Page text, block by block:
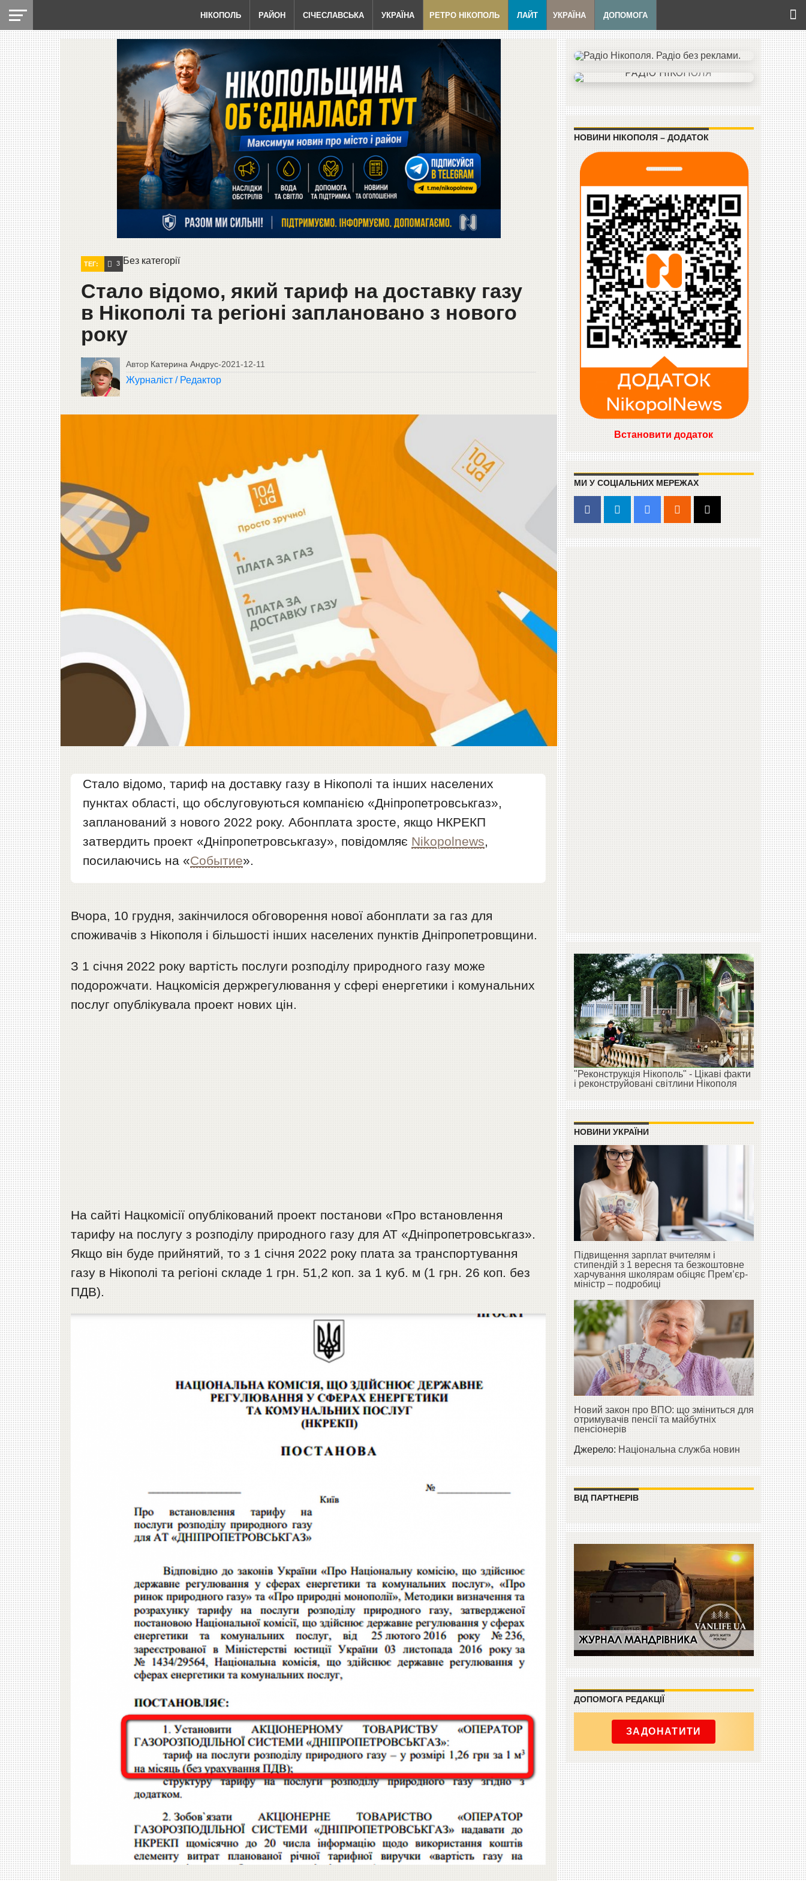
НІКОПОЛЬ РАЙОН СІЧЕСЛАВСЬКА УКРАЇНА РЕТРО НІКОПОЛЬ ЛАЙТ УКРАЇНА ДОПОМОГА
Без категорії
ТЕГ: 3
Стало відомо, який тариф на доставку газу
в Нікополі та регіоні заплановано з нового
року
Автор Катерина Андрус-2021-12-11
Журналіст / Редактор
Стало відомо, тариф на доставку газу в Нікополі та інших населених
пунктах області, що обслуговуються компанією «Дніпропетровськгаз»,
запланований з нового 2022 року. Абонплата зросте, якщо НКРЕКП
затвердить проект «Дніпропетровськгазу», повідомляє Nikopolnews,
посилаючись на «Событие».
Вчора, 10 грудня, закінчилося обговорення нової абонплати за газ для
споживачів з Нікополя і більшості інших населених пунктів Дніпропетровщини.
З 1 січня 2022 року вартість послуги розподілу природного газу може
подорожчати. Нацкомісія держрегулювання у сфері енергетики і комунальних
послуг опублікувала проект нових цін.
На сайті Нацкомісії опублікований проект постанови «Про встановлення
тарифу на послугу з розподілу природного газу для АТ «Дніпропетровськгаз».
Якщо він буде прийнятий, то з 1 січня 2022 року плата за транспортування
газу в Нікополі та регіоні складе 1 грн. 51,2 коп. за 1 куб. м (1 грн. 26 коп. без
ПДВ).
НОВИНИ НІКОПОЛЯ – ДОДАТОК
Встановити додаток
МИ У СОЦІАЛЬНИХ МЕРЕЖАХ
"Реконструкція Нікополь" - Цікаві факти
і реконструйовані світлини Нікополя
НОВИНИ УКРАЇНИ
Підвищення зарплат вчителям і
стипендій з 1 вересня та безкоштовне
харчування школярам обіцяє Прем’єр-
міністр – подробиці
Новий закон про ВПО: що зміниться для
отримувачів пенсії та майбутніх
пенсіонерів
Джерело:Національна служба новин
ВІД ПАРТНЕРІВ
ДОПОМОГА РЕДАКЦІЇ
ЗАДОНАТИТИ